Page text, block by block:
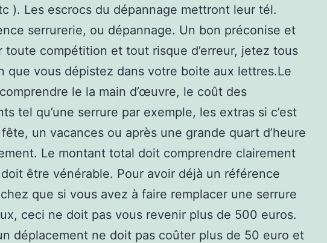
). Les escrocs du dépannage mettront leur tél.
serrurerie, ou dépannage. Un bon préconise et
toute compétition et tout risque d’erreur, jetez tous
que vous dépistez dans votre boite aux lettres.Le
le la main d’œuvre, le coût des
tel qu’une serrure par exemple, les extras si c’est
un vacances ou après une grande quart d’heure
Le montant total doit comprendre clairement
être vénérable. Pour avoir déjà un référence
que si vous avez à faire remplacer une serrure
ceci ne doit pas vous revenir plus de 500 euros.
déplacement ne doit pas coûter plus de 50 euro et